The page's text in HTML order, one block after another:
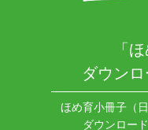
「
ダウンロ
ほめ育小冊子（
ダウンロー